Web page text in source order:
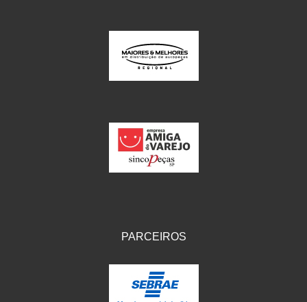
PARCEIROS